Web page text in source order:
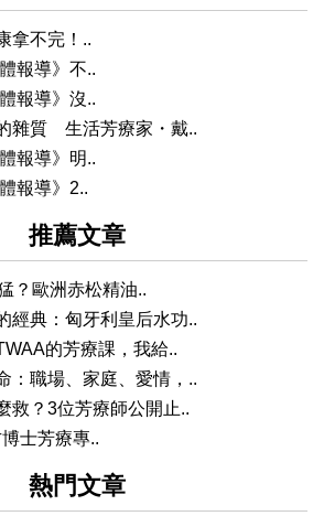
拿不完！..
報導》不..
報導》沒..
雜質 生活芳療家・戴..
報導》明..
報導》2..
推薦文章
？歐洲赤松精油..
經典：匈牙利皇后水功..
的芳療課，我給..
：職場、家庭、愛情，..
救？3位芳療師公開止..
士芳療專..
熱門文章